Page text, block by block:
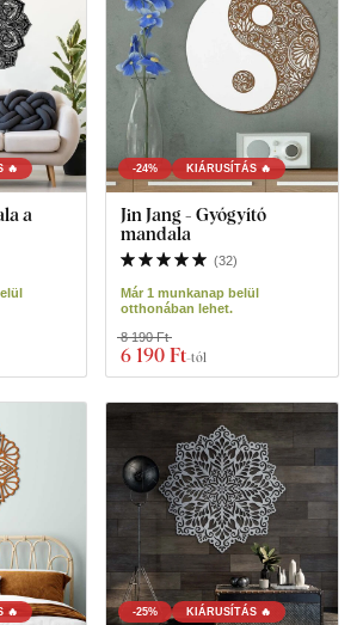
🔥
a
-24% KIÁRUSÍTÁS 🔥
Jin Jang - Gyógyító
mandala
(32)
Már 1 munkanap belül
otthonában lehet.
6 190 Ft-tól
8 190 Ft
🔥 -25% KIÁRUSÍTÁS 🔥